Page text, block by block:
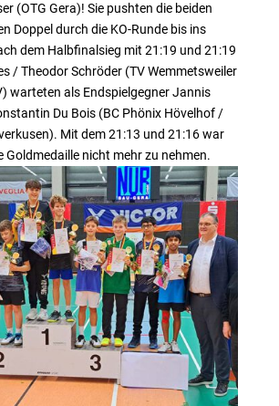
(OTG Gera)! Sie pushten die beiden
Doppel durch die KO-Runde bis ins
dem Halbfinalsieg mit 21:19 und 21:19
/ Theodor Schröder (TV Wemmetsweiler
warteten als Endspielgegner Jannis
Du Bois (BC Phönix Hövelhof /
Mit dem 21:13 und 21:16 war
Goldmedaille nicht mehr zu nehmen.